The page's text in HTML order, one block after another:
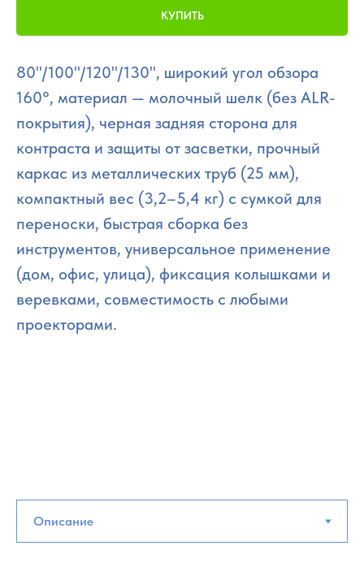
КУПИТЬ
80"/100"/120"/130", широкий угол обзора
160°, материал — молочный шелк (без ALR-
покрытия), черная задняя сторона для
контраста и защиты от засветки, прочный
каркас из металлических труб (25 мм),
компактный вес (3,2–5,4 кг) с сумкой для
переноски, быстрая сборка без
инструментов, универсальное применение
(дом, офис, улица), фиксация колышками и
веревками, совместимость с любыми
проекторами.